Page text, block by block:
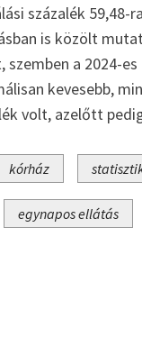
százalék
is közölt
szemben a 2024-
kevesebb,
volt, azelőtt
kórház
egynapos ellátás